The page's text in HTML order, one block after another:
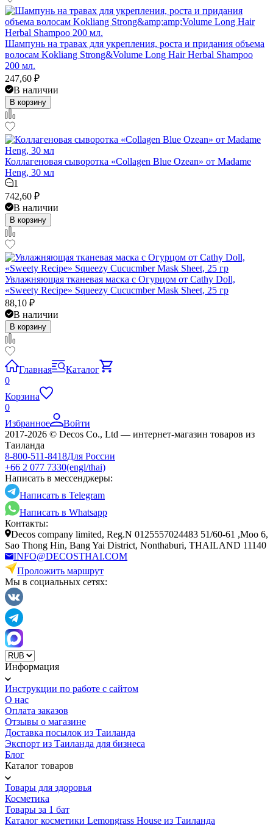
Шампунь на травах для укрепления, роста и придания объема
волосам Kokliang Strong&Volume Long Hair Herbal Shampoo
200 мл.
247,60 ₽
В наличии
В корзину
Коллагеновая сыворотка «Collagen Blue Ozean» от Madame
Heng, 30 мл
1
742,60 ₽
В наличии
В корзину
Увлажняющая тканевая маска с Огурцом от Cathy Doll,
«Sweety Recipe» Squeezy Cucucmber Mask Sheet, 25 гр
88,10 ₽
В наличии
В корзину
Главная
Каталог
0
Корзина
0
Избранное
Войти
2017-2026 © Decos Co., Ltd — интернет-магазин товаров из
Таиланда
8-800-511-8418Для России
+66 2 077 7330(engl/thai)
Написать в мессенджеры:
Написать в Telegram
Написать в Whatsapp
Контакты:
Decos company limited, Reg.N 0125557024483 51/60-61 ,Moo 6,
Sao Thong Hin, Bang Yai District, Nonthaburi, THAILAND 11140
INFO@DECOSTHAI.COM
Проложить маршрут
Мы в социальных сетях:
Информация
Инструкции по работе с сайтом
О нас
Оплата заказов
Отзывы о магазине
Доставка посылок из Таиланда
Экспорт из Таиланда для бизнеса
Блог
Каталог товаров
Товары для здоровья
Косметика
Товары за 1 бат
Каталог косметики Lemongrass House из Таиланда